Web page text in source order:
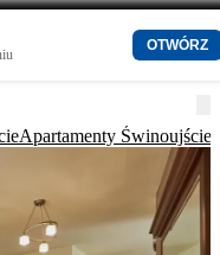
OTWÓRZ
Apartamenty Świnoujście